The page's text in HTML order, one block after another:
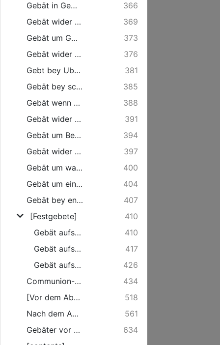
Gebät in Gewissens-Angst.
366
Gebät wider Verleumdung. ...
369
Gebät um GOttes Wort nützlich zu hören und zu lesen.
373
Gebät wider versuchende böse Gedancken.
376
Gebt bey Ubereylung von einem Fehler ...
381
Gebät bey schlaflosen Nächten.
385
Gebät wenn man von den Feinden beneydet wird ...
388
Gebät wider den Geiz.
391
Gebät um Behütung vor dem sündlichen Zorn ...
394
Gebät wider unkeusche Gedancken.
397
Gebät um wahre Vergnügung.
400
Gebät um ein gut Gewissen.
404
Gebät bey entsetzlichen Sturmwinden.
407
[Festgebete]
410
Gebät aufs Fest der Gebuhrt des HErren.
410
Gebät aufs Fest der Auferstehung Christi.
417
Gebät aufs Pfingst-Fest.
426
Communion-Gebäter.
434
[Vor dem Abendmahl]
518
Nach dem Abendmahl.
561
Gebäter vor Krancke.
634